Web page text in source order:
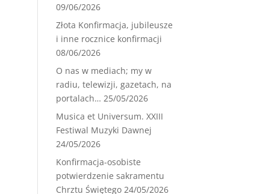
09/06/2026
Złota Konfirmacja, jubileusze
i inne rocznice konfirmacji
08/06/2026
O nas w mediach; my w
radiu, telewizji, gazetach, na
portalach… 25/05/2026
Musica et Universum. XXIII
Festiwal Muzyki Dawnej
24/05/2026
Konfirmacja-osobiste
potwierdzenie sakramentu
Chrztu Świętego 24/05/2026